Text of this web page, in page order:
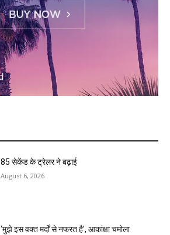
85 सेकेंड के ट्रेलर ने बढ़ाई
August 6, 2026
‘मुझे इस वक्त मर्दों से नफरत है’, आकांक्षा चमोला